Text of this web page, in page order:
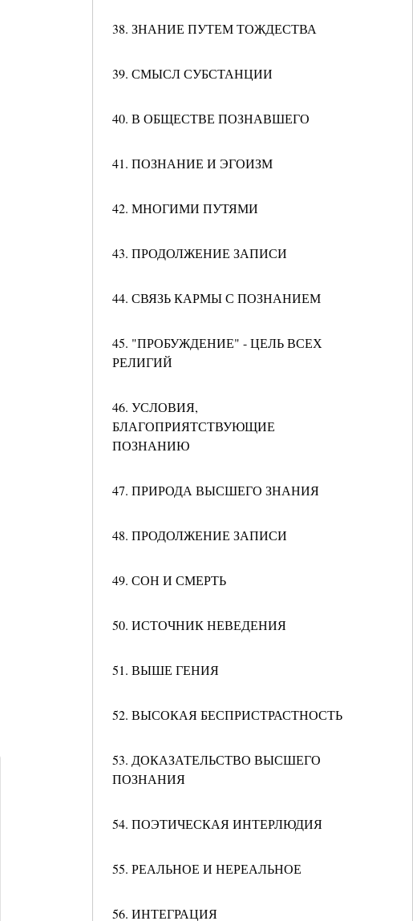
38. ЗНАНИЕ ПУТЕМ ТОЖДЕСТВА
39. СМЫСЛ СУБСТАНЦИИ
40. В ОБЩЕСТВЕ ПОЗНАВШЕГО
41. ПОЗНАНИЕ И ЭГОИЗМ
42. МНОГИМИ ПУТЯМИ
43. ПРОДОЛЖЕНИЕ ЗАПИСИ
44. СВЯЗЬ КАРМЫ С ПОЗНАНИЕМ
45. "ПРОБУЖДЕНИЕ" - ЦЕЛЬ ВСЕХ
РЕЛИГИЙ
46. УСЛОВИЯ,
БЛАГОПРИЯТСТВУЮЩИЕ
ПОЗНАНИЮ
47. ПРИРОДА ВЫСШЕГО ЗНАНИЯ
48. ПРОДОЛЖЕНИЕ ЗАПИСИ
49. СОН И СМЕРТЬ
50. ИСТОЧНИК НЕВЕДЕНИЯ
51. ВЫШЕ ГЕНИЯ
52. ВЫСОКАЯ БЕСПРИСТРАСТНОСТЬ
53. ДОКАЗАТЕЛЬСТВО ВЫСШЕГО
ПОЗНАНИЯ
54. ПОЭТИЧЕСКАЯ ИНТЕРЛЮДИЯ
55. РЕАЛЬНОЕ И НЕРЕАЛЬНОЕ
56. ИНТЕГРАЦИЯ